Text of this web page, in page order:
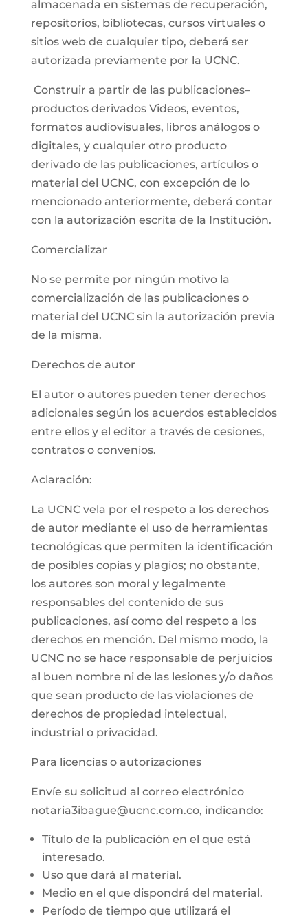
almacenada en sistemas de recuperación,
repositorios, bibliotecas, cursos virtuales o
sitios web de cualquier tipo, deberá ser
autorizada previamente por la UCNC.
Construir a partir de las publicaciones–
productos derivados Videos, eventos,
formatos audiovisuales, libros análogos o
digitales, y cualquier otro producto
derivado de las publicaciones, artículos o
material del UCNC, con excepción de lo
mencionado anteriormente, deberá contar
con la autorización escrita de la Institución.
Comercializar
No se permite por ningún motivo la
comercialización de las publicaciones o
material del UCNC sin la autorización previa
de la misma.
Derechos de autor
El autor o autores pueden tener derechos
adicionales según los acuerdos establecidos
entre ellos y el editor a través de cesiones,
contratos o convenios.
Aclaración:
La UCNC vela por el respeto a los derechos
de autor mediante el uso de herramientas
tecnológicas que permiten la identificación
de posibles copias y plagios; no obstante,
los autores son moral y legalmente
responsables del contenido de sus
publicaciones, así como del respeto a los
derechos en mención. Del mismo modo, la
UCNC no se hace responsable de perjuicios
al buen nombre ni de las lesiones y/o daños
que sean producto de las violaciones de
derechos de propiedad intelectual,
industrial o privacidad.
Para licencias o autorizaciones
Envíe su solicitud al correo electrónico
notaria3ibague@ucnc.com.co, indicando:
Título de la publicación en el que está
interesado.
Uso que dará al material.
Medio en el que dispondrá del material.
Período de tiempo que utilizará el